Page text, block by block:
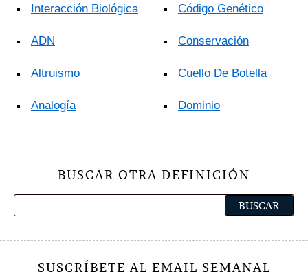
Interacción Biológica
ADN
Altruismo
Analogía
Código Genético
Conservación
Cuello De Botella
Dominio
BUSCAR OTRA DEFINICIÓN
SUSCRÍBETE AL EMAIL SEMANAL